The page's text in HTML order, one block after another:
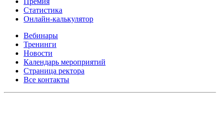
Статистика
Онлайн-калькулятор
Вебинары
Тренинги
Новости
Календарь мероприятий
Страница ректора
Все контакты